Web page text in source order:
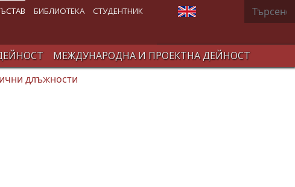
БИБЛИОТЕКА СТУДЕНТНИК Изберете език Търсене
МЕЖДУНАРОДНА И ПРОЕКТНА ДЕЙНОСТ
длъжности